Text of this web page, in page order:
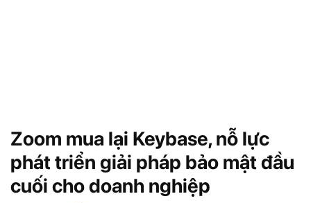
Zoom mua lại Keybase, nỗ lực
phát triển giải pháp bảo mật đầu
cuối cho doanh nghiệp